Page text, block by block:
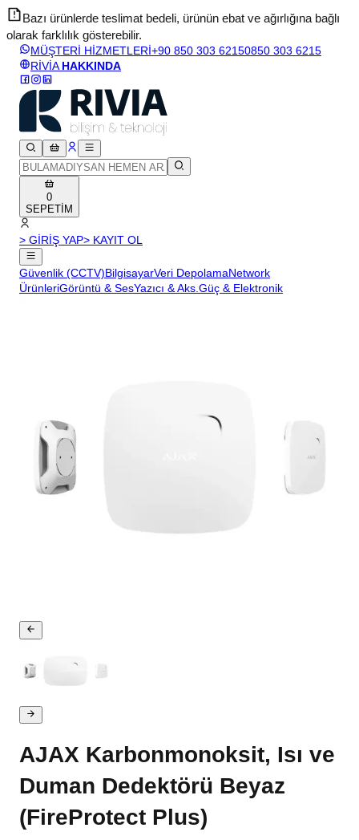
Bazı ürünlerde teslimat bedeli, ürünün ebat ve ağırlığına bağlı
olarak farklılık gösterebilir.
MÜŞTERİ HİZMETLERİ+90 850 303 62150850 303 6215
RİVİA HAKKINDA
0
SEPETİM
> GİRİŞ YAP> KAYIT OL
Güvenlik (CCTV)BilgisayarVeri DepolamaNetwork
ÜrünleriGörüntü & SesYazıcı & Aks.Güç & Elektronik
AJAX Karbonmonoksit, Isı ve
Duman Dedektörü Beyaz
(FireProtect Plus)